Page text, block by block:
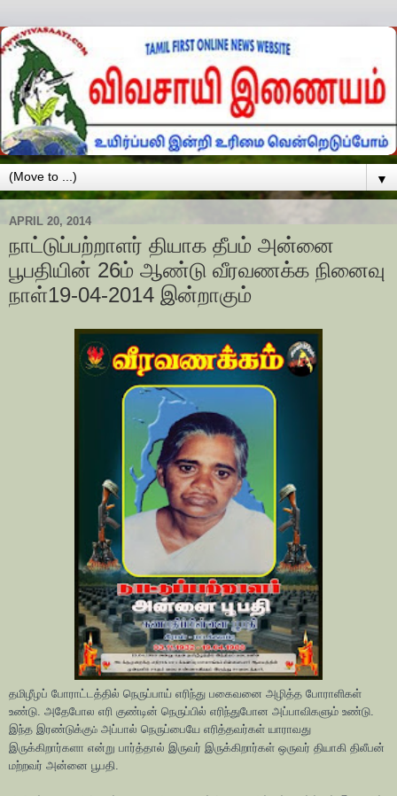
▼
APRIL 20, 2014
நாட்டுப்பற்றாளர் தியாக தீபம் அன்னை
பூபதியின் 26ம் ஆண்டு வீரவணக்க நினைவு
நாள்19-04-2014 இன்றாகும்
தமிழீழப் போராட்டத்தில் நெருப்பாய் எரிந்து பகைவனை அழித்த போராளிகள்
உண்டு. அதேபோல எரி குண்டின் நெருப்பில் எரிந்துபோன அப்பாவிகளும் உண்டு.
இந்த இரண்டுக்கும் அப்பால் நெருப்பையே எரித்தவர்கள் யாராவது
இருக்கிறார்களா என்று பார்த்தால் இருவர் இருக்கிறார்கள் ஒருவர் தியாகி திலீபன்
மற்றவர் அன்னை பூபதி.